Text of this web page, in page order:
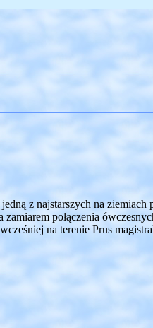
z najstarszych na
połączenia
na terenie Prus